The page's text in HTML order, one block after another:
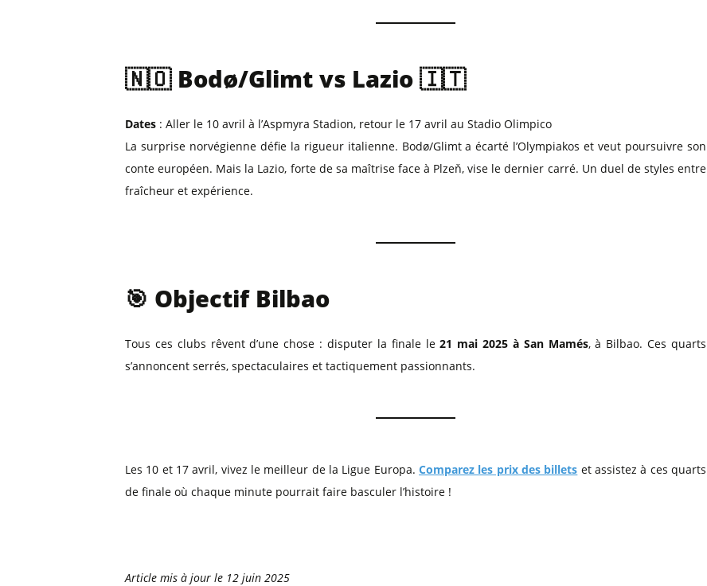
🇳🇴 Bodø/Glimt vs Lazio 🇮🇹
Dates : Aller le 10 avril à l’Aspmyra Stadion, retour le 17 avril au Stadio Olimpico
La surprise norvégienne défie la rigueur italienne. Bodø/Glimt a écarté l’Olympiakos et veut poursuivre son
conte européen. Mais la Lazio, forte de sa maîtrise face à Plzeň, vise le dernier carré. Un duel de styles entre
fraîcheur et expérience.
🎯 Objectif Bilbao
Tous ces clubs rêvent d’une chose : disputer la finale le21 mai 2025 à San Mamés, à Bilbao. Ces quarts
s’annoncent serrés, spectaculaires et tactiquement passionnants.
Les 10 et 17 avril, vivez le meilleur de la Ligue Europa. Comparez les prix des billets et assistez à ces quarts
de finale où chaque minute pourrait faire basculer l’histoire !
Article mis à jour le 12 juin 2025